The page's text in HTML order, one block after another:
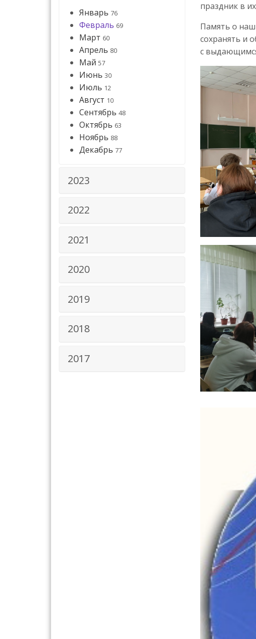
Январь 76
Февраль 69
Март 60
Апрель 80
Май 57
Июнь 30
Июль 12
Август 10
Сентябрь 48
Октябрь 63
Ноябрь 88
Декабрь 77
2023
2022
2021
2020
2019
2018
2017
праздник в
Память о
сохранять и
с